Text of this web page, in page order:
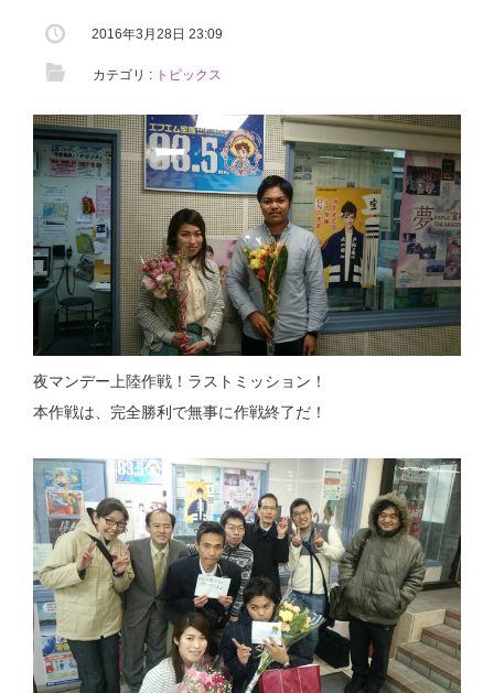
2016年3月28日 23:09
カテゴリ : トピックス
夜マンデー上陸作戦！ラストミッション！
本作戦は、完全勝利で無事に作戦終了だ！